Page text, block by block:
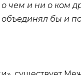
чем и ни о ком
объединял бы и